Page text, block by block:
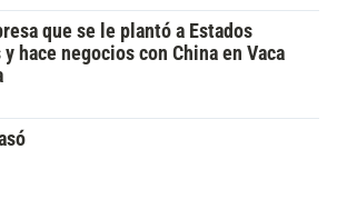
que se le plantó a Estados
y hace negocios con China en Vaca